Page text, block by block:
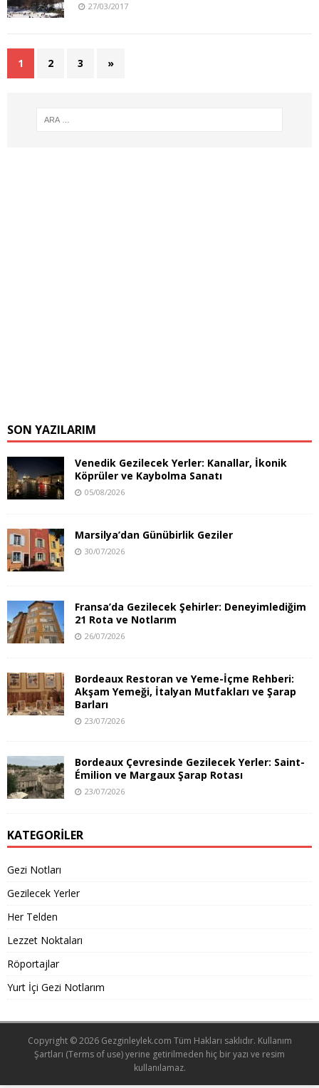
27/03/2017
1 2 3 »
SON YAZILARIM
Venedik Gezilecek Yerler: Kanallar, İkonik
Köprüler ve Kaybolma Sanatı
05/08/2026
Marsilya’dan Günübirlik Geziler
30/07/2026
Fransa’da Gezilecek Şehirler: Deneyimlediğim
21 Rota ve Notlarım
26/07/2026
Bordeaux Restoran ve Yeme-İçme Rehberi:
Akşam Yemeği, İtalyan Mutfakları ve Şarap
Barları
23/07/2026
Bordeaux Çevresinde Gezilecek Yerler: Saint-
Émilion ve Margaux Şarap Rotası
23/07/2026
KATEGORILER
Gezi Notları
Gezilecek Yerler
Her Telden
Lezzet Noktaları
Röportajlar
Yurt İçi Gezi Notlarım
Copyright © 2026 Gezginleylek.com Tüm Hakları saklıdır. Kullanım
Şartları (Terms of use) yerine getirilmeden hiç bir yazı ve resim
kullanılamaz.